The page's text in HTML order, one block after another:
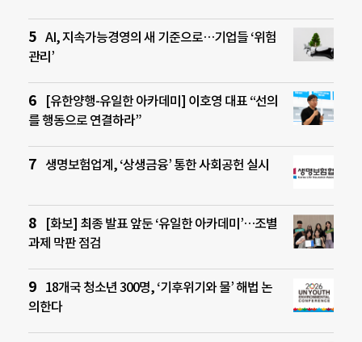
AI, 지속가능경영의 새 기준으로…기업들 ‘위험
관리’
[유한양행-유일한 아카데미] 이호영 대표 “선의
를 행동으로 연결하라”
생명보험업계, ‘상생금융’ 통한 사회공헌 실시
[화보] 최종 발표 앞둔 ‘유일한 아카데미’…조별
과제 막판 점검
18개국 청소년 300명, ‘기후위기와 물’ 해법 논
의한다